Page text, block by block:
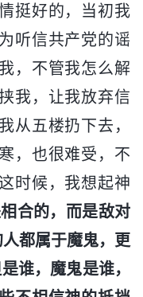
挺好的，当初我
听信共产党的谣
，不管我怎么解
我，让我放弃信
从五楼扔下去，
，也很难受，不
时候，我想起神
合的，而是敌对
都属于魔鬼，更
谁，魔鬼是谁，